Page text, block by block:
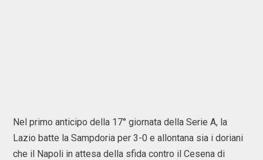
Nel primo anticipo della 17° giornata della Serie A, la
Lazio batte la Sampdoria per 3-0 e allontana sia i doriani
che il Napoli in attesa della sfida contro il Cesena di